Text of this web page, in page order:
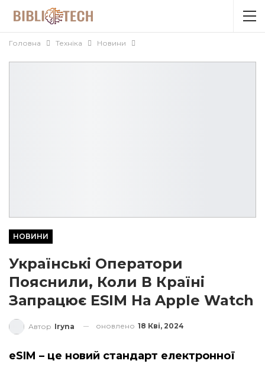
Головна Техніка Новини
НОВИНИ
Українські Оператори
Пояснили, Коли В Країні
Запрацює ESIM На Apple Watch
Автор Iryna оновлено 18 Кві, 2024
eSIM – це новий стандарт електронної